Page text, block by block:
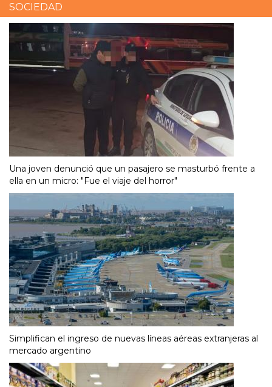
SOCIEDAD
Una joven denunció que un pasajero se masturbó frente a
ella en un micro: "Fue el viaje del horror"
Simplifican el ingreso de nuevas líneas aéreas extranjeras al
mercado argentino